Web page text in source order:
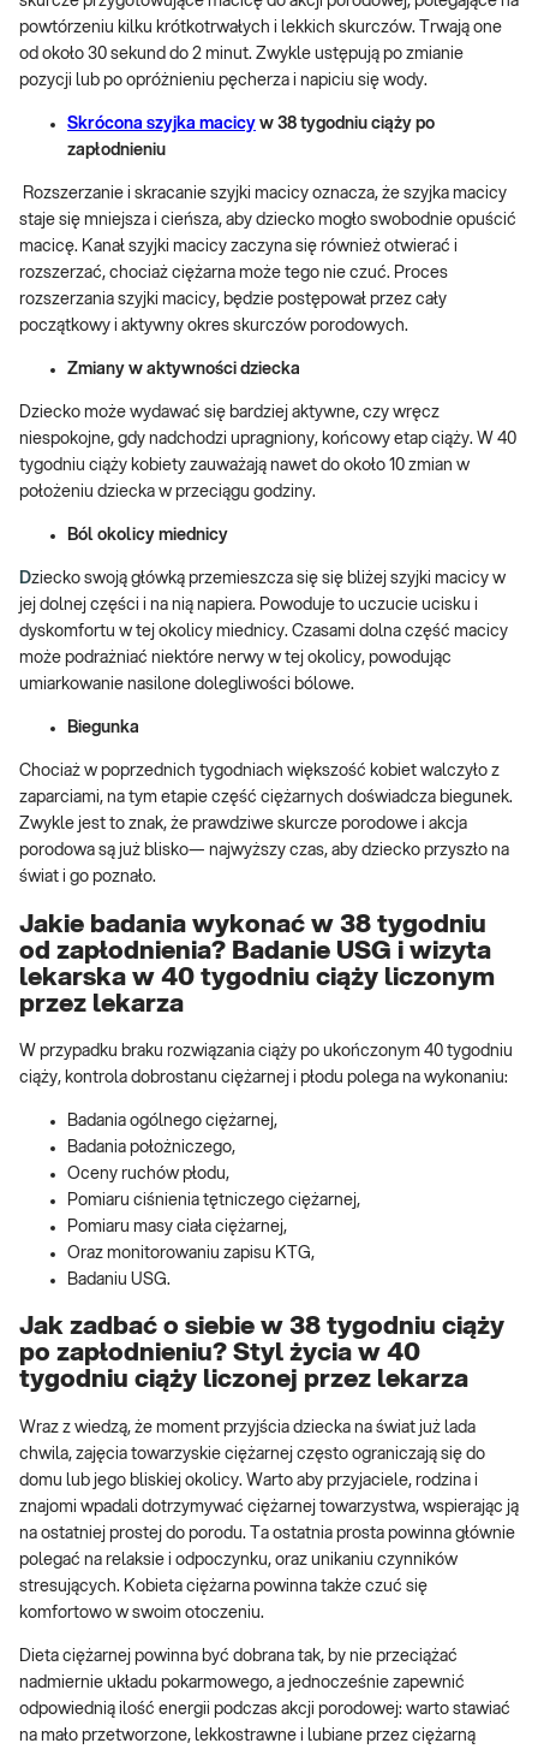
powtórzeniu kilku krótkotrwałych i lekkich skurczów. Trwają one
od około 30 sekund do 2 minut. Zwykle ustępują po zmianie
pozycji lub po opróżnieniu pęcherza i napiciu się wody.
Skrócona szyjka macicy w 38 tygodniu ciąży po
zapłodnieniu
Rozszerzanie i skracanie szyjki macicy oznacza, że szyjka macicy
staje się mniejsza i cieńsza, aby dziecko mogło swobodnie opuścić
macicę. Kanał szyjki macicy zaczyna się również otwierać i
rozszerzać, chociaż ciężarna może tego nie czuć. Proces
rozszerzania szyjki macicy, będzie postępował przez cały
początkowy i aktywny okres skurczów porodowych.
Zmiany w aktywności dziecka
Dziecko może wydawać się bardziej aktywne, czy wręcz
niespokojne, gdy nadchodzi upragniony, końcowy etap ciąży. W 40
tygodniu ciąży kobiety zauważają nawet do około 10 zmian w
położeniu dziecka w przeciągu godziny.
Ból okolicy miednicy
Dziecko swoją główką przemieszcza się się bliżej szyjki macicy w
jej dolnej części i na nią napiera. Powoduje to uczucie ucisku i
dyskomfortu w tej okolicy miednicy. Czasami dolna część macicy
może podrażniać niektóre nerwy w tej okolicy, powodując
umiarkowanie nasilone dolegliwości bólowe.
Biegunka
Chociaż w poprzednich tygodniach większość kobiet walczyło z
zaparciami, na tym etapie część ciężarnych doświadcza biegunek.
Zwykle jest to znak, że prawdziwe skurcze porodowe i akcja
porodowa są już blisko— najwyższy czas, aby dziecko przyszło na
świat i go poznało.
Jakie badania wykonać w 38 tygodniu
od zapłodnienia? Badanie USG i wizyta
lekarska w 40 tygodniu ciąży liczonym
przez lekarza
W przypadku braku rozwiązania ciąży po ukończonym 40 tygodniu
ciąży, kontrola dobrostanu ciężarnej i płodu polega na wykonaniu:
Badania ogólnego ciężarnej,
Badania położniczego,
Oceny ruchów płodu,
Pomiaru ciśnienia tętniczego ciężarnej,
Pomiaru masy ciała ciężarnej,
Oraz monitorowaniu zapisu KTG,
Badaniu USG.
Jak zadbać o siebie w 38 tygodniu ciąży
po zapłodnieniu? Styl życia w 40
tygodniu ciąży liczonej przez lekarza
Wraz z wiedzą, że moment przyjścia dziecka na świat już lada
chwila, zajęcia towarzyskie ciężarnej często ograniczają się do
domu lub jego bliskiej okolicy. Warto aby przyjaciele, rodzina i
znajomi wpadali dotrzymywać ciężarnej towarzystwa, wspierając ją
na ostatniej prostej do porodu. Ta ostatnia prosta powinna głównie
polegać na relaksie i odpoczynku, oraz unikaniu czynników
stresujących. Kobieta ciężarna powinna także czuć się
komfortowo w swoim otoczeniu.
Dieta ciężarnej powinna być dobrana tak, by nie przeciążać
nadmiernie układu pokarmowego, a jednocześnie zapewnić
odpowiednią ilość energii podczas akcji porodowej: warto stawiać
na mało przetworzone, lekkostrawne i lubiane przez ciężarną